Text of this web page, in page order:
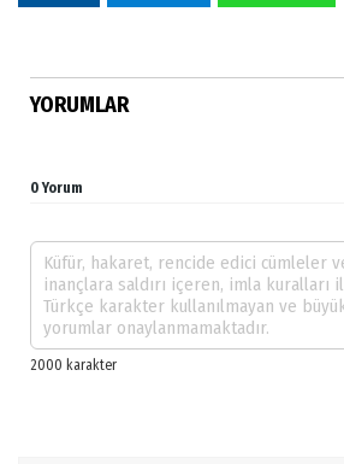
YORUMLAR
0 Yorum